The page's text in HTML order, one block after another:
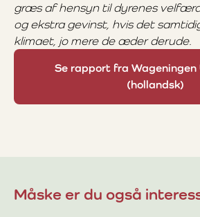
græs af hensyn til dyrenes
og ekstra gevinst, hvis det
klimaet, jo mere de æder derude.
Se rapport fra
(hollandsk)
Måske er du også